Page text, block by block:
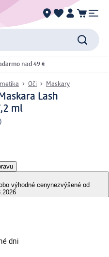
nad 49 €
Oči Maskary
Lash
ml
)
výhodné cenynezvýšené od
dni